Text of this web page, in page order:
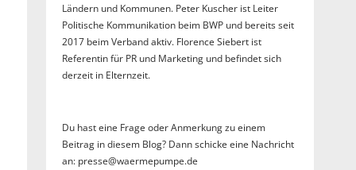
Ländern und Kommunen. Peter Kuscher ist Leiter
Politische Kommunikation beim BWP und bereits seit
2017 beim Verband aktiv. Florence Siebert ist
Referentin für PR und Marketing und befindet sich
derzeit in Elternzeit.
Du hast eine Frage oder Anmerkung zu einem
Beitrag in diesem Blog? Dann schicke eine Nachricht
an: presse@waermepumpe.de